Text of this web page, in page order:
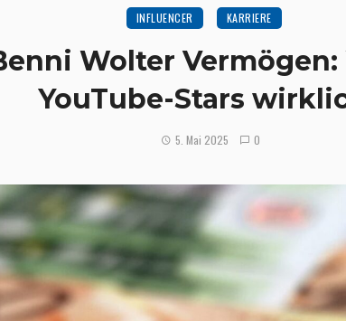
INFLUENCER KARRIERE
Wolter
YouTube-Stars
5. Mai 2025 0